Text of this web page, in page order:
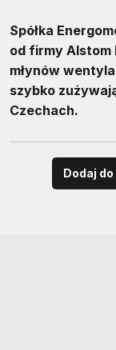
Spółka
od firmy Alstom
młynów
szybko
Czechach.
Dodaj